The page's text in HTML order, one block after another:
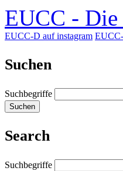
EUCC - Die
EUCC-D auf instagram
Suchen
Suchbegriffe
Suchen
Search
Suchbegriffe